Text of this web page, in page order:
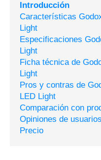
Introducción
Características
Light
Especificaciones
Light
Ficha técnica de
Light
Pros y contras de
LED Light
Comparación con
Opiniones de usuarios
Precio